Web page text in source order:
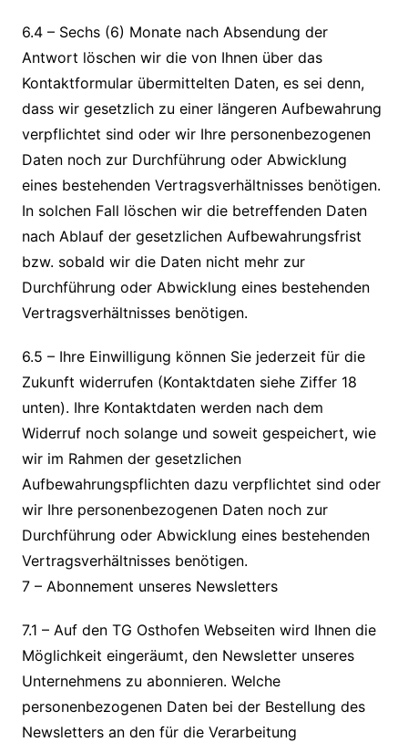
6.4 – Sechs (6) Monate nach Absendung der
Antwort löschen wir die von Ihnen über das
Kontaktformular übermittelten Daten, es sei denn,
dass wir gesetzlich zu einer längeren Aufbewahrung
verpflichtet sind oder wir Ihre personenbezogenen
Daten noch zur Durchführung oder Abwicklung
eines bestehenden Vertragsverhältnisses benötigen.
In solchen Fall löschen wir die betreffenden Daten
nach Ablauf der gesetzlichen Aufbewahrungsfrist
bzw. sobald wir die Daten nicht mehr zur
Durchführung oder Abwicklung eines bestehenden
Vertragsverhältnisses benötigen.
6.5 – Ihre Einwilligung können Sie jederzeit für die
Zukunft widerrufen (Kontaktdaten siehe Ziffer 18
unten). Ihre Kontaktdaten werden nach dem
Widerruf noch solange und soweit gespeichert, wie
wir im Rahmen der gesetzlichen
Aufbewahrungspflichten dazu verpflichtet sind oder
wir Ihre personenbezogenen Daten noch zur
Durchführung oder Abwicklung eines bestehenden
Vertragsverhältnisses benötigen.
7 – Abonnement unseres Newsletters
7.1 – Auf den TG Osthofen Webseiten wird Ihnen die
Möglichkeit eingeräumt, den Newsletter unseres
Unternehmens zu abonnieren. Welche
personenbezogenen Daten bei der Bestellung des
Newsletters an den für die Verarbeitung